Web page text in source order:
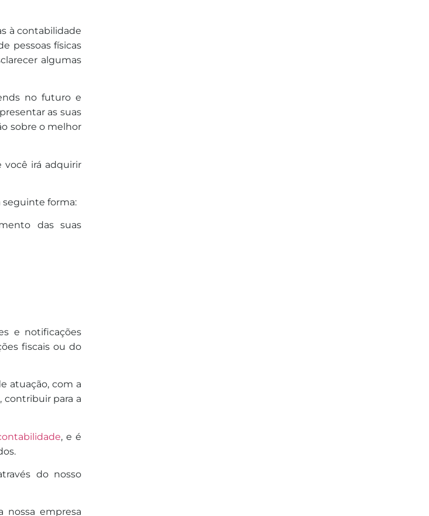
à contabilidade
pessoas físicas
algumas
no futuro e
as suas
sobre o melhor
irá adquirir
seguinte forma:
das suas
e notificações
fiscais ou do
atuação, com a
contribuir para a
, e é
do nosso
empresa